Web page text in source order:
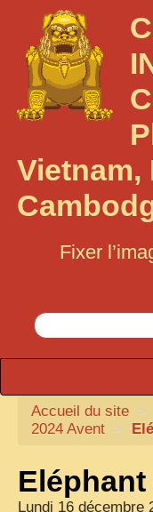
Vietnam,
Fixer
CARTACARO
PHOTOGRAPHES,
ILLUSTRATEURS
Accueil du site >
2024 Avent >
Eléphant
Lundi 16 décembre